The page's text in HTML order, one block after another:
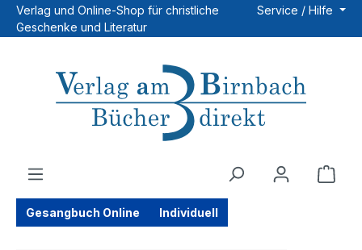
Zum Hauptinhalt springen
Verlag und Online-Shop für christliche
Geschenke und Literatur
Service / Hilfe
Gesangbuch Online Individuell